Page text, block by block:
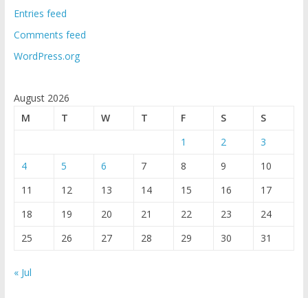
Entries feed
Comments feed
WordPress.org
August 2026
M
T W T F S
S
1
2
3
4
5 6 7 8 9
10
11
12 13 14 15 16
17
18
19 20 21 22 23
24
25
26 27 28 29 30 31
« Jul